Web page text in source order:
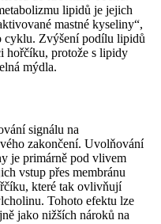
lipidů je jejich
mastné kyseliny“,
cyklu. Zvýšení podílu lipidů
hořčíku, protože s lipidy
mýdla.
signálu na
zakončení. Uvolňování
je primárně pod vlivem
vstup přes membránu
které tak ovlivňují
Tohoto efektu lze
jako nižších nároků na